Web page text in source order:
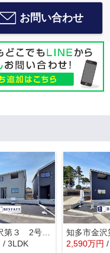
お問い合わせ
知多市金沢第３ 2号棟【仲介手数料0円】
/ 3LDK 2,590万円